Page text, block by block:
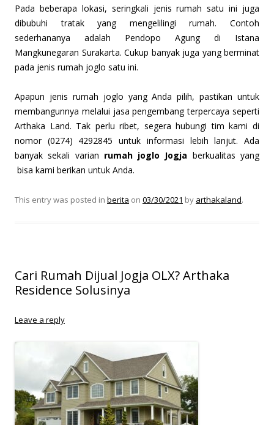
Pada beberapa lokasi, seringkali jenis rumah satu ini juga
dibubuhi tratak yang mengelilingi rumah. Contoh
sederhananya adalah Pendopo Agung di Istana
Mangkunegaran Surakarta. Cukup banyak juga yang berminat
pada jenis rumah joglo satu ini.
Apapun jenis rumah joglo yang Anda pilih, pastikan untuk
membangunnya melalui jasa pengembang terpercaya seperti
Arthaka Land. Tak perlu ribet, segera hubungi tim kami di
nomor (0274) 4292845 untuk informasi lebih lanjut. Ada
banyak sekali varian rumah joglo Jogja berkualitas yang
bisa kami berikan untuk Anda.
This entry was posted in berita on 03/30/2021 by arthakaland.
Cari Rumah Dijual Jogja OLX? Arthaka
Residence Solusinya
Leave a reply